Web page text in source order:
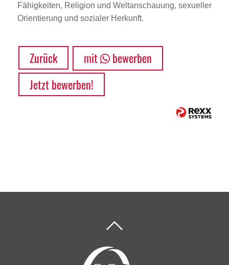
Fähigkeiten, Religion und Weltanschauung, sexueller
Orientierung und sozialer Herkunft.
Zurück mit
bewerben
Jetzt bewerben!